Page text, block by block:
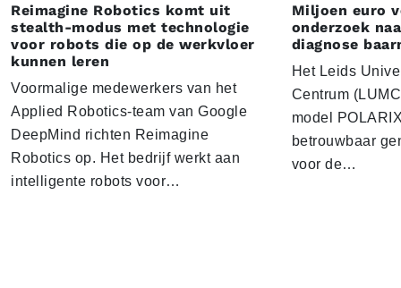
Reimagine Robotics komt uit
stealth-modus met technologie
voor robots die op de werkvloer
kunnen leren
Voormalige medewerkers van het
Applied Robotics-team van Google
DeepMind richten Reimagine
Robotics op. Het bedrijf werkt aan
intelligente robots voor…
Miljoen euro
onderzoek
diagnose
Het Leids
Centrum
model
betrouwbaar
voor de…